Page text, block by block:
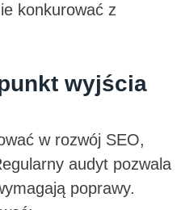
konkurować z
wyjścia
w rozwój SEO,
audyt pozwala
poprawy.